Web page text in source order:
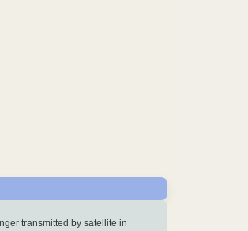
transmitted by satellite in